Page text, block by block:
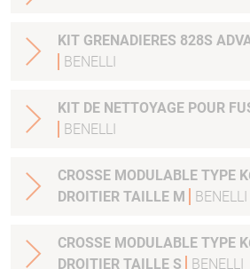
KIT GRENADIERES 828S
BENELLI
KIT DE NETTOYAGE POUR
BENELLI
CROSSE MODULABLE TYPE
DROITIER TAILLE M
BENELLI
CROSSE MODULABLE TYPE
DROITIER TAILLE S
BENELLI